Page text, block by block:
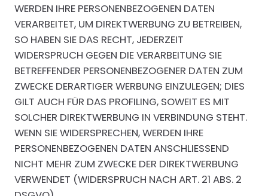
WERDEN IHRE PERSONENBEZOGENEN DATEN
VERARBEITET, UM DIREKTWERBUNG ZU BETREIBEN,
SO HABEN SIE DAS RECHT, JEDERZEIT
WIDERSPRUCH GEGEN DIE VERARBEITUNG SIE
BETREFFENDER PERSONENBEZOGENER DATEN ZUM
ZWECKE DERARTIGER WERBUNG EINZULEGEN; DIES
GILT AUCH FÜR DAS PROFILING, SOWEIT ES MIT
SOLCHER DIREKTWERBUNG IN VERBINDUNG STEHT.
WENN SIE WIDERSPRECHEN, WERDEN IHRE
PERSONENBEZOGENEN DATEN ANSCHLIESSEND
NICHT MEHR ZUM ZWECKE DER DIREKTWERBUNG
VERWENDET (WIDERSPRUCH NACH ART. 21 ABS. 2